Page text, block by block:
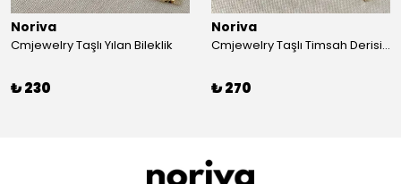
Noriva
Cmjewelry Taşlı Yılan Bileklik
₺ 230
Noriva
Cmjewelry Taşlı Timsah Derisi Desenli Bileklik
₺ 270